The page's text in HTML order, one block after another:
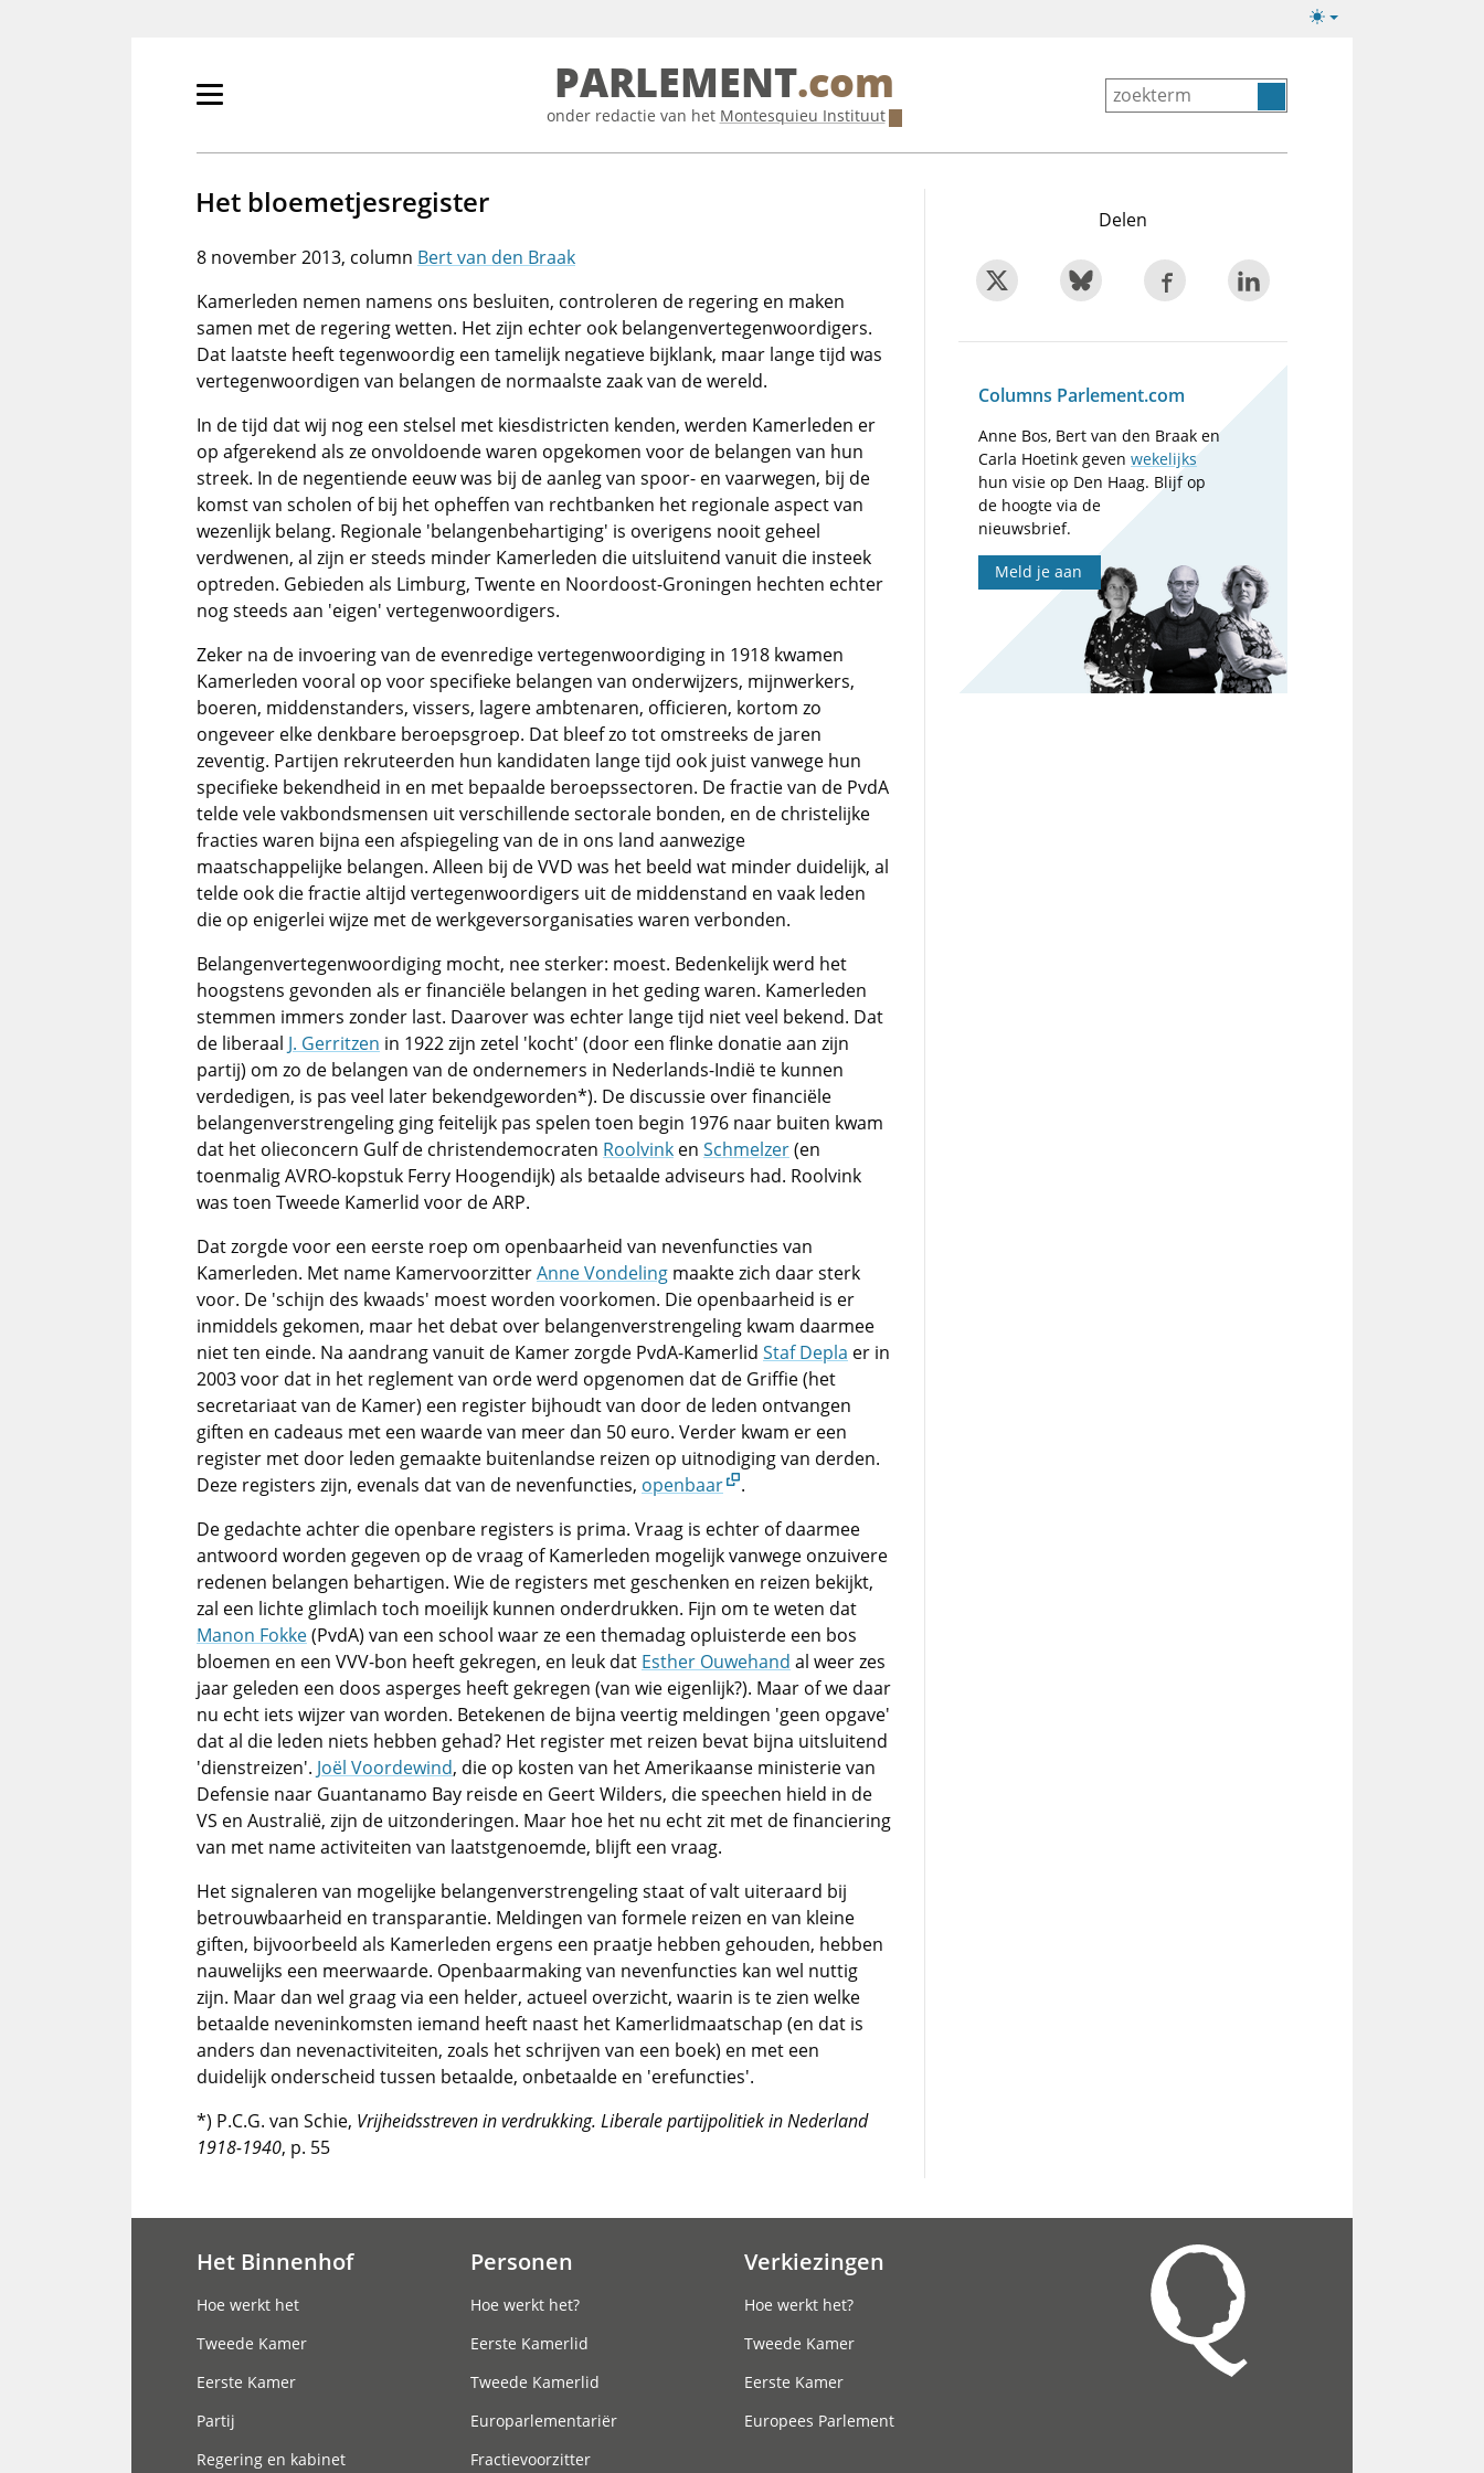
Lichte/donkere
Primair
tonen/verbergen
PARLEMENT.com
onder redactie van het Montesquieu Instituut
Het bloemetjesregister
8 november 2013
Bert van den Braak
Kamerleden nemen namens ons besluiten, controleren de regering en maken
samen met de regering wetten. Het zijn echter ook belangenvertegenwoordigers.
Dat laatste heeft tegenwoordig een tamelijk negatieve bijklank, maar lange tijd was
vertegenwoordigen van belangen de normaalste zaak van de wereld.
In de tijd dat wij nog een stelsel met kiesdistricten kenden, werden Kamerleden er
op afgerekend als ze onvoldoende waren opgekomen voor de belangen van hun
streek. In de negentiende eeuw was bij de aanleg van spoor- en vaarwegen, bij de
komst van scholen of bij het opheffen van rechtbanken het regionale aspect van
wezenlijk belang. Regionale 'belangenbehartiging' is overigens nooit geheel
verdwenen, al zijn er steeds minder Kamerleden die uitsluitend vanuit die insteek
optreden. Gebieden als Limburg, Twente en Noordoost-Groningen hechten echter
nog steeds aan 'eigen' vertegenwoordigers.
Zeker na de invoering van de evenredige vertegenwoordiging in 1918 kwamen
Kamerleden vooral op voor specifieke belangen van onderwijzers, mijnwerkers,
boeren, middenstanders, vissers, lagere ambtenaren, officieren, kortom zo
ongeveer elke denkbare beroepsgroep. Dat bleef zo tot omstreeks de jaren
zeventig. Partijen rekruteerden hun kandidaten lange tijd ook juist vanwege hun
specifieke bekendheid in en met bepaalde beroepssectoren. De fractie van de PvdA
telde vele vakbondsmensen uit verschillende sectorale bonden, en de christelijke
fracties waren bijna een afspiegeling van de in ons land aanwezige
maatschappelijke belangen. Alleen bij de VVD was het beeld wat minder duidelijk, al
telde ook die fractie altijd vertegenwoordigers uit de middenstand en vaak leden
die op enigerlei wijze met de werkgeversorganisaties waren verbonden.
Belangenvertegenwoordiging mocht, nee sterker: moest. Bedenkelijk werd het
hoogstens gevonden als er financiële belangen in het geding waren. Kamerleden
stemmen immers zonder last. Daarover was echter lange tijd niet veel bekend. Dat
de liberaal J. Gerritzen in 1922 zijn zetel 'kocht' (door een flinke donatie aan zijn
partij) om zo de belangen van de ondernemers in Nederlands-Indië te kunnen
verdedigen, is pas veel later bekendgeworden*). De discussie over financiële
belangenverstrengeling ging feitelijk pas spelen toen begin 1976 naar buiten kwam
dat het olieconcern Gulf de christendemocraten Roolvink en Schmelzer(en
toenmalig AVRO-kopstuk Ferry Hoogendijk) als betaalde adviseurs had. Roolvink
was toen Tweede Kamerlid voor de ARP.
Dat zorgde voor een eerste roep om openbaarheid van nevenfuncties van
Kamerleden. Met name KamervoorzitterAnne Vondeling maakte zich daar sterk
voor. De 'schijn des kwaads' moest worden voorkomen. Die openbaarheid is er
inmiddels gekomen, maar het debat over belangenverstrengeling kwam daarmee
niet ten einde. Na aandrang vanuit de Kamer zorgde PvdA-Kamerlid Staf Depla er in
2003 voor dat in het reglement van orde werd opgenomen dat de Griffie (het
secretariaat van de Kamer) een register bijhoudt van door de leden ontvangen
giften en cadeaus met een waarde van meer dan 50 euro. Verder kwam er een
register met door leden gemaakte buitenlandse reizen op uitnodiging van derden.
Deze registers zijn, evenals dat van de nevenfuncties, openbaar
.
De gedachte achter die openbare registers is prima. Vraag is echter of daarmee
antwoord worden gegeven op de vraag of Kamerleden mogelijk vanwege onzuivere
redenen belangen behartigen. Wie de registers met geschenken en reizen bekijkt,
zal een lichte glimlach toch moeilijk kunnen onderdrukken. Fijn om te weten dat
Manon Fokke(PvdA) van een school waar ze een themadag opluisterde een bos
bloemen en een VVV-bon heeft gekregen, en leuk dat Esther Ouwehand al weer zes
jaar geleden een doos asperges heeft gekregen (van wie eigenlijk?). Maar of we daar
nu echt iets wijzer van worden. Betekenen de bijna veertig meldingen 'geen opgave'
dat al die leden niets hebben gehad? Het register met reizen bevat bijna uitsluitend
'dienstreizen'. Joël Voordewind, die op kosten van het Amerikaanse ministerie van
Defensie naar Guantanamo Bay reisde en Geert Wilders, die speechen hield in de
VS en Australië, zijn de uitzonderingen. Maar hoe het nu echt zit met de financiering
van met name activiteiten van laatstgenoemde, blijft een vraag.
Het signaleren van mogelijke belangenverstrengeling staat of valt uiteraard bij
betrouwbaarheid en transparantie. Meldingen van formele reizen en van kleine
giften, bijvoorbeeld als Kamerleden ergens een praatje hebben gehouden, hebben
nauwelijks een meerwaarde. Openbaarmaking van nevenfuncties kan wel nuttig
zijn. Maar dan wel graag via een helder, actueel overzicht, waarin is te zien welke
betaalde neveninkomsten iemand heeft naast het Kamerlidmaatschap (en dat is
anders dan nevenactiviteiten, zoals het schrijven van een boek) en met een
duidelijk onderscheid tussen betaalde, onbetaalde en 'erefuncties'.
*) P.C.G. van Schie, Vrijheidsstreven in verdrukking. Liberale partijpolitiek in Nederland
1918-1940, p. 55
Delen
Columns Parlement.com
Anne Bos, Bert van den Braak en
Carla Hoetink gevenwekelijks
hun visie op Den Haag. Blijf op
de hoogte via de
nieuwsbrief.
Meld je aan
Het Binnenhof
Hoe werkt het
Tweede Kamer
Eerste Kamer
Partij
Regering en kabinet
Personen
Hoe werkt het?
Eerste Kamerlid
Tweede Kamerlid
Europarlementariër
Fractievoorzitter
Verkiezingen
Hoe werkt het?
Tweede Kamer
Eerste Kamer
Europees Parlement